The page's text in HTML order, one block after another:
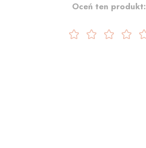
Oceń ten produkt: